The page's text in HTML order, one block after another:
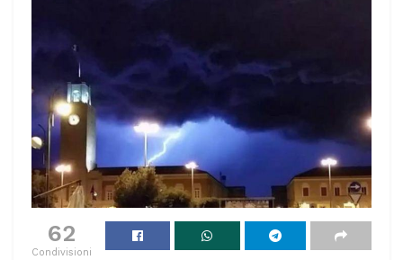
62
Condivisioni